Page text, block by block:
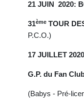
21 JUIN 2020:
31ème TOUR
P.C.O.)
17 JUILLET
G.P. du Fan
(Babys - Pré-